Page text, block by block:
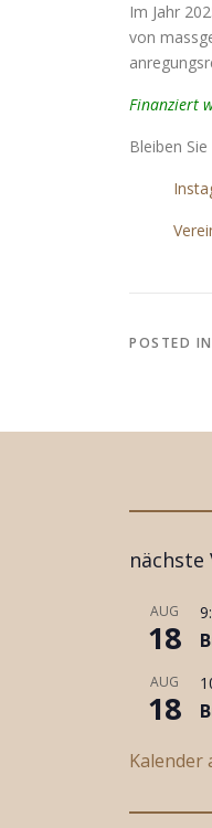
Im Jahr
von
Finanziert
Bleiben
POSTED IN
AUG
18
AUG
18
Kalender